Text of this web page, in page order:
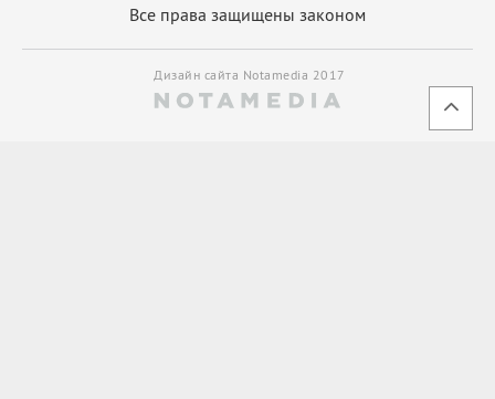
Все права защищены законом
Дизайн сайта Notamedia 2017